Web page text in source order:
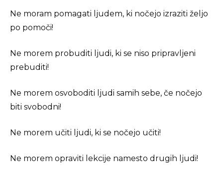
Ne moram pomagati ljudem, ki nočejo izraziti željo
po pomoči!
Ne morem probuditi ljudi, ki se niso pripravljeni
prebuditi!
Ne morem osvoboditi ljudi samih sebe, če nočejo
biti svobodni!
Ne morem učiti ljudi, ki se nočejo učiti!
Ne morem opraviti lekcije namesto drugih ljudi!